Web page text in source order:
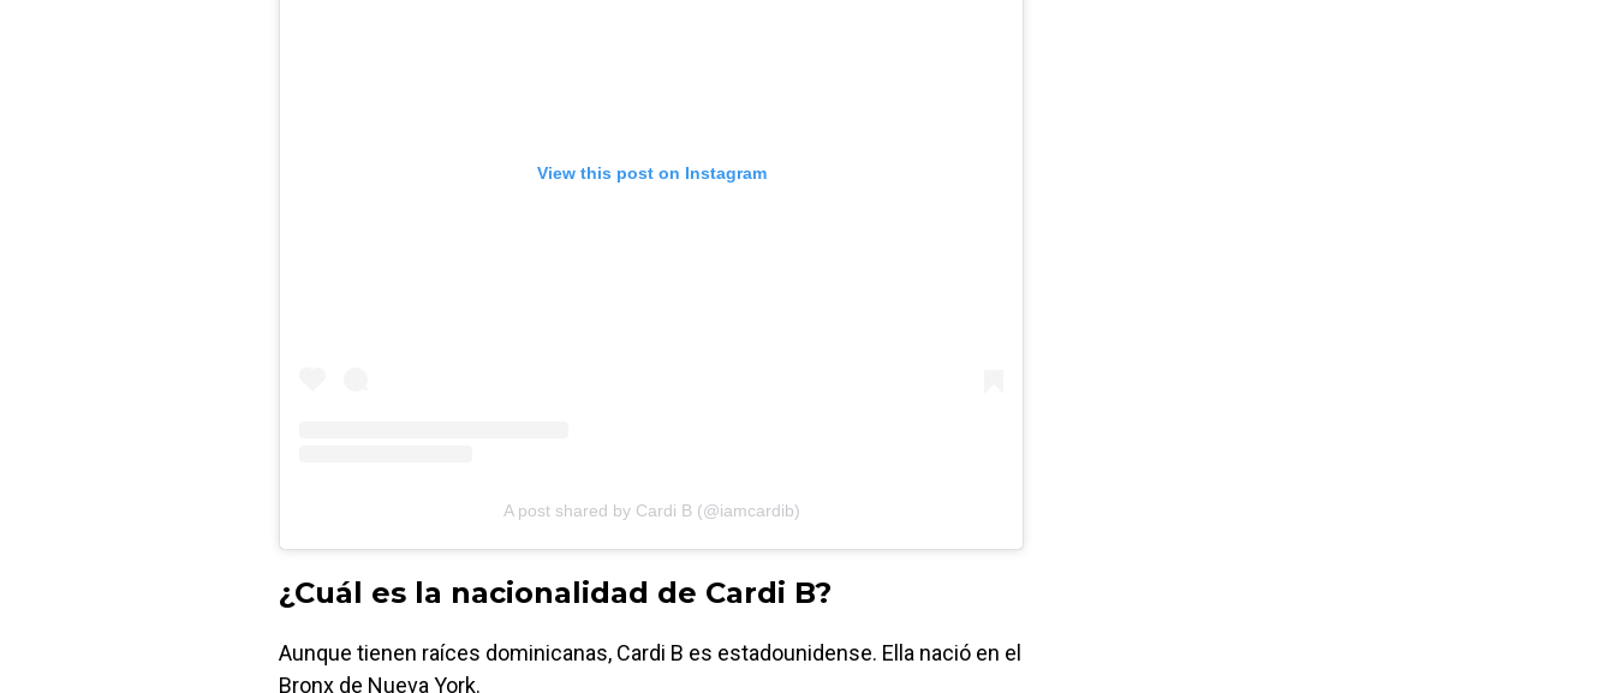
View this post on Instagram
A post shared by Cardi B (@iamcardib)
¿Cuál es la nacionalidad de Cardi B?
Aunque tienen raíces dominicanas, Cardi B es estadounidense. Ella nació en el
Bronx de Nueva York.